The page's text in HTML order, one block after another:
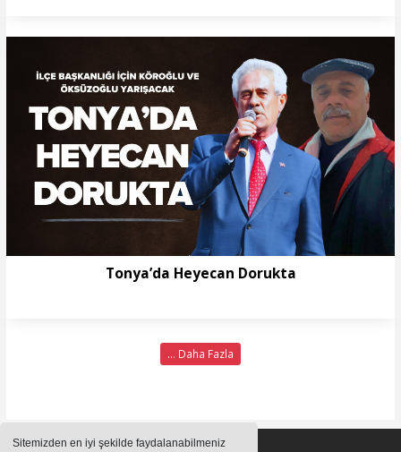
Sitemizden en iyi şekilde faydalanabilmeniz
Tonya’da Heyecan Dorukta
... Daha Fazla